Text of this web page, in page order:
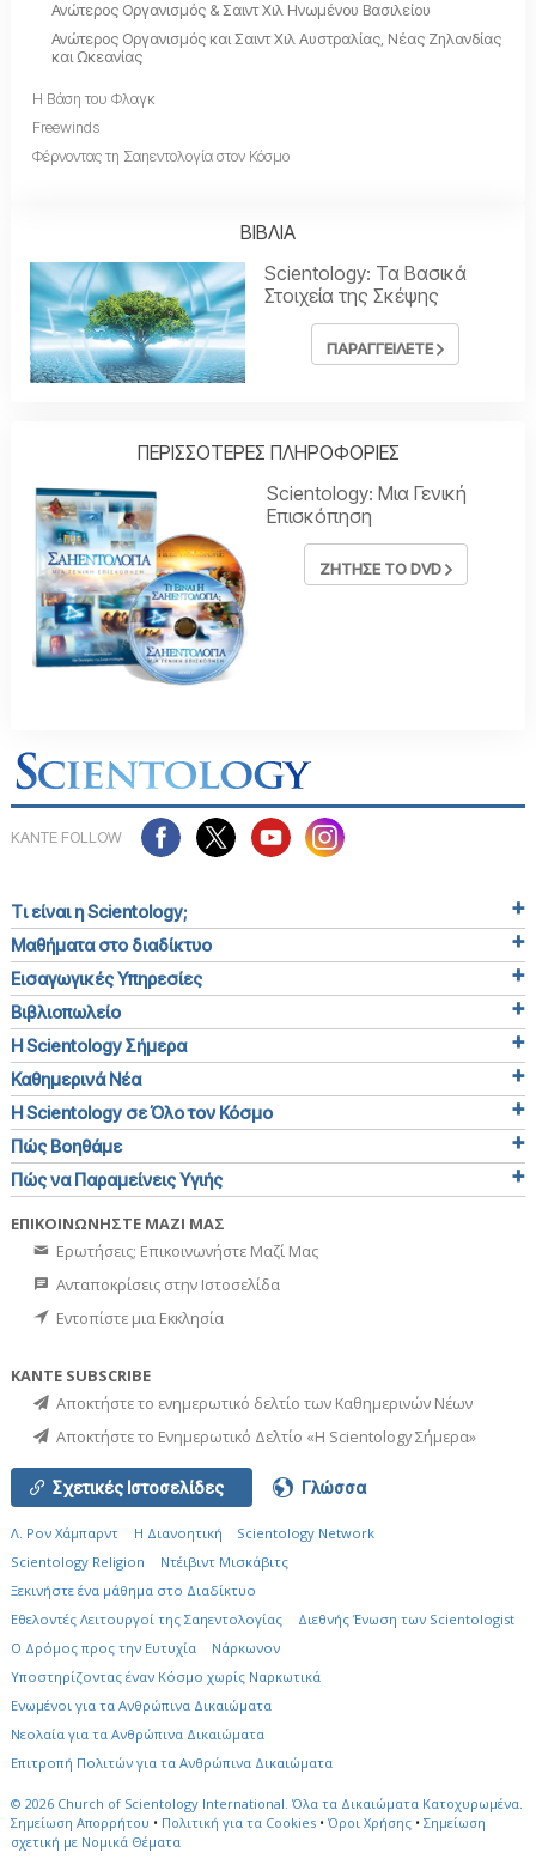
Ανώτερος Οργανισμός & Σαιντ Χιλ Ηνωμένου Βασιλείου
Ανώτερος Οργανισμός και Σαιντ Χιλ Αυστραλίας, Νέας Ζηλανδίας
και Ωκεανίας
Η Βάση του Φλαγκ
Freewinds
Φέρνοντας τη Σαηεντολογία στον Κόσμο
ΒΙΒΛΙΑ
Scientology: Τα Βασικά
Στοιχεία της Σκέψης
ΠΑΡΑΓΓΕΙΛΕΤΕ
ΠΕΡΙΣΣΟΤΕΡΕΣ ΠΛΗΡΟΦΟΡΙΕΣ
Scientology: Μια Γενική
Επισκόπηση
ΖΗΤΗΣΕ ΤΟ DVD
ΚΑΝΤΕ FOLLOW
Τι είναι η Scientology;
Μαθήματα στο διαδίκτυο
Εισαγωγικές Υπηρεσίες
Βιβλιοπωλείο
Η Scientology Σήμερα
Καθημερινά Νέα
Η Scientology σε Όλο τον Κόσμο
Πώς Βοηθάμε
Πώς να Παραμείνεις Υγιής
ΕΠΙΚΟΙΝΩΝΗΣΤΕ ΜΑΖΙ ΜΑΣ
Ερωτήσεις; Επικοινωνήστε Μαζί Μας
Ανταποκρίσεις στην Ιστοσελίδα
Εντοπίστε μια Εκκλησία
ΚΑΝΤΕ SUBSCRIBE
Αποκτήστε το ενημερωτικό δελτίο των Καθημερινών Νέων
Αποκτήστε το Ενημερωτικό Δελτίο «Η Scientology Σήμερα»
Σχετικές Ιστοσελίδες Γλώσσα
Λ. Ρον Χάμπαρντ Η Διανοητική
Scientology Network
Scientology Religion
Ντέιβιντ Μισκάβιτς
Ξεκινήστε ένα μάθημα στο Διαδίκτυο
Εθελοντές Λειτουργοί της Σαηεντολογίας
Διεθνής Ένωση των Scientologist
Ο Δρόμος προς την Ευτυχία
Νάρκωνον
Υποστηρίζοντας έναν Κόσμο χωρίς Ναρκωτικά
Ενωµένοι για τα Ανθρώπινα Δικαιώµατα
Νεολαία για τα Ανθρώπινα Δικαιώματα
Επιτροπή Πολιτών για τα Ανθρώπινα Δικαιώματα
© 2026 Church of Scientology International. Όλα τα Δικαιώματα Κατοχυρωμένα.
Σημείωση Απορρήτου • Πολιτική για τα Cookies • Όροι Χρήσης • Σημείωση
σχετική με Νομικά Θέματα